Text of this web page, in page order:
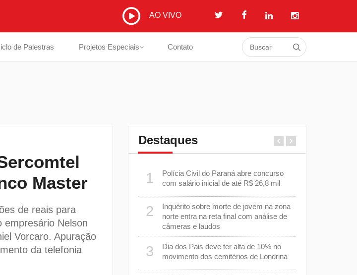
AO VIVO
de Palestras Projetos Especiais Contato
Master
de reais para
empresário Nelson
Vorcaro. Apuração
da telefonia
Destaques
em estrada na divisa entre Londrina e
EPR Paraná instala totens de pagamento
de pedágio eletrônico em Arapongas e
Ibiporã
Basquete de Londrina volta a disputar
1
Polícia Civil do Paraná abre concurso
com salário inicial de até R$ 26,8 mil
2
Inquérito sobre morte de jovem na zona
norte entra na reta final com análise de
câmeras e laudos
3
Dia dos Pais deve ter alta de 10% no
movimento dos cemitérios de Londrina